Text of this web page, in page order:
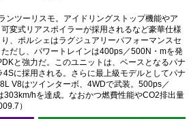
ンツーリスモ。アイドリングストップ機能やア
変式リアスポイラーが採用されるなど豪華仕様
、ポルシェはラグジュアリーパフォーマンスセ
だし、パワートレインは400ps／500N・mを発
と強力だ。このユニットは、ベースとなるパナ
に採用される。さらに最上級モデルとしてパナ
V8はツインターボ、4WDで武装。500ps／
hを達成。なおかつ燃費性能やCO2排出量
）